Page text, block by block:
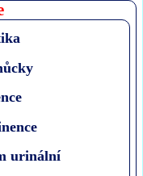
urinální